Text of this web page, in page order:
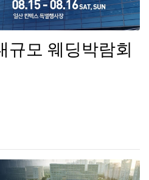
규모 웨딩박람회